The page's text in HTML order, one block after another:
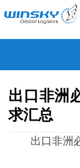
出口非洲
求汇总
出口非洲